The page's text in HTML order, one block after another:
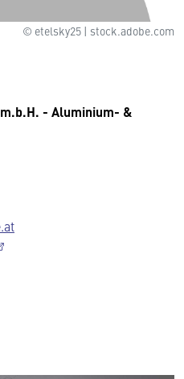
© etelsky25 | stock.adobe.com
- Aluminium- &